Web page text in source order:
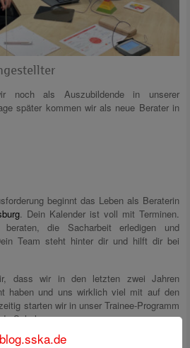
noch als Auszubildende in unserer
später kommen wir als neue Berater in
beginnt das Leben als Beraterin
. Dein Kalender ist voll mit Terminen.
die Sacharbeit erledigen und
Team steht hinter dir und hilft dir bei
dass wir in den letzten zwei Jahren
haben und uns wirklich viel mit auf den
starten wir in unser Trainee-Programm
Schulungen.
– hier wird uns geholfen!
blog.sska.de